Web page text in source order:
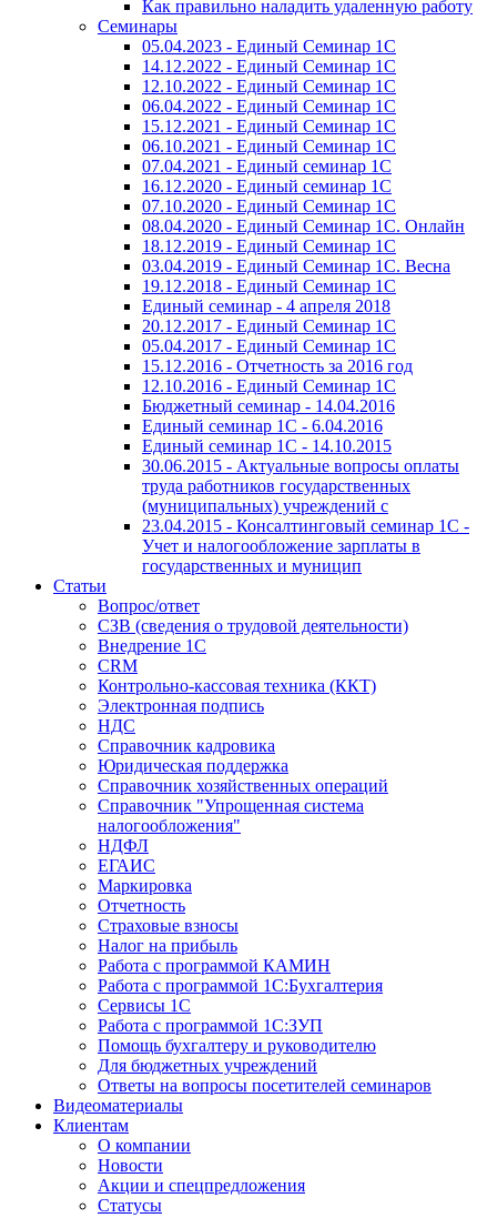
Как правильно наладить удаленную работу
Семинары
05.04.2023 - Единый Семинар 1С
14.12.2022 - Единый Семинар 1С
12.10.2022 - Единый Семинар 1С
06.04.2022 - Единый Семинар 1С
15.12.2021 - Единый Семинар 1С
06.10.2021 - Единый Семинар 1С
07.04.2021 - Единый семинар 1С
16.12.2020 - Единый семинар 1С
07.10.2020 - Единый Семинар 1С
08.04.2020 - Единый Семинар 1С. Онлайн
18.12.2019 - Единый Семинар 1С
03.04.2019 - Единый Семинар 1С. Весна
19.12.2018 - Единый Семинар 1С
Единый семинар - 4 апреля 2018
20.12.2017 - Единый Семинар 1С
05.04.2017 - Единый Семинар 1С
15.12.2016 - Отчетность за 2016 год
12.10.2016 - Единый Семинар 1С
Бюджетный семинар - 14.04.2016
Единый семинар 1С - 6.04.2016
Единый семинар 1С - 14.10.2015
30.06.2015 - Актуальные вопросы оплаты
труда работников государственных
(муниципальных) учреждений с
23.04.2015 - Консалтинговый семинар 1С -
Учет и налогообложение зарплаты в
государственных и муницип
Статьи
Вопрос/ответ
СЗВ (сведения о трудовой деятельности)
Внедрение 1С
CRM
Контрольно-кассовая техника (ККТ)
Электронная подпись
НДС
Справочник кадровика
Юридическая поддержка
Справочник хозяйственных операций
Справочник "Упрощенная система
налогообложения"
НДФЛ
ЕГАИС
Маркировка
Отчетность
Страховые взносы
Налог на прибыль
Работа с программой КАМИН
Работа с программой 1С:Бухгалтерия
Сервисы 1С
Работа с программой 1С:ЗУП
Помощь бухгалтеру и руководителю
Для бюджетных учреждений
Ответы на вопросы посетителей семинаров
Видеоматериалы
Клиентам
О компании
Новости
Акции и спецпредложения
Статусы